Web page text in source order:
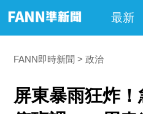
最新
FANN即時新聞 政治
屏東暴雨狂炸